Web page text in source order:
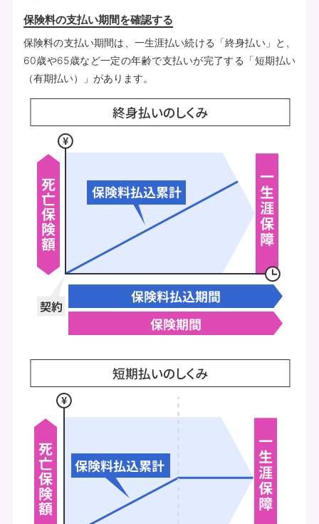
保険料の支払い期間を確認する
保険料の支払い期間は、一生涯払い続ける「終身払い」と、
60歳や65歳など一定の年齢で支払いが完了する「短期払い
（有期払い）」があります。